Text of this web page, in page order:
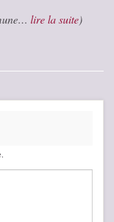
lire la suite)